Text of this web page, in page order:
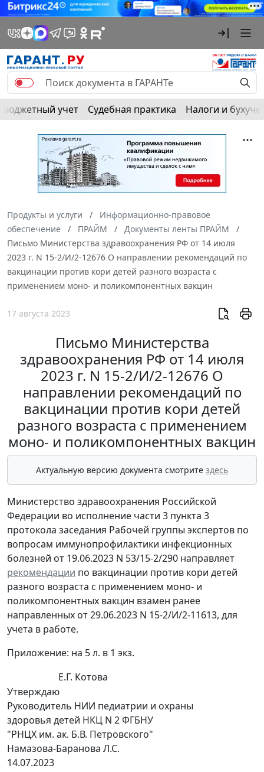
Бюджетный учет Судебная практика Налоги и
Продукты и услуги
Информационно-правовое
обеспечение
ПРАЙМ
Документы ленты ПРАЙМ
Письмо Министерства здравоохранения РФ от 14 июля
2023 г. N 15-2/И/2-12676 О направлении рекомендаций по
вакцинации против кори детей разного возраста с
применением моно- и поликомпонентных вакцин
17 августа 2023
Письмо Министерства
здравоохранения РФ от 14 июля
2023 г. N 15-2/И/2-12676 О
направлении рекомендаций по
вакцинации против кори детей
разного возраста с применением
моно- и поликомпонентных вакцин
Актуальную версию документа смотрите здесь
Министерство здравоохранения Российской
Федерации во исполнение части 3 пункта 3
протокола заседания Рабочей группы экспертов по
вопросам иммунопрофилактики инфекционных
болезней от 19.06.2023 N 53/15-2/290 направляет
рекомендации по вакцинации против кори детей
разного возраста с применением моно- и
поликомпонентных вакцин взамен ранее
направленных от 29.06.2023 N 15-2/И/2-11613, для
учета в работе.
Приложение: на 5 л. в 1 экз.
Е.Г. Котова
Утверждаю
Руководитель НИИ педиатрии и охраны
здоровья детей НКЦ N 2 ФГБНУ
"РНЦХ им. ак. Б.В. Петровского"
Намазова-Баранова Л.С.
14.07.2023